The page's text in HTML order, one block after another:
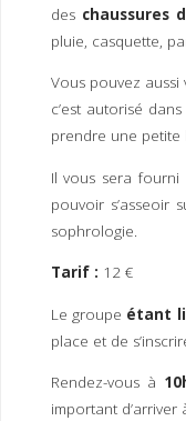
des chaussures
pluie, casquette,
Vous pouvez
c’est autorisé
prendre une petite
Il vous sera
pouvoir s’asseoir
sophrologie.
Tarif : 12 €
Le groupe étant
place et de
Rendez-vous à
important d’arriver